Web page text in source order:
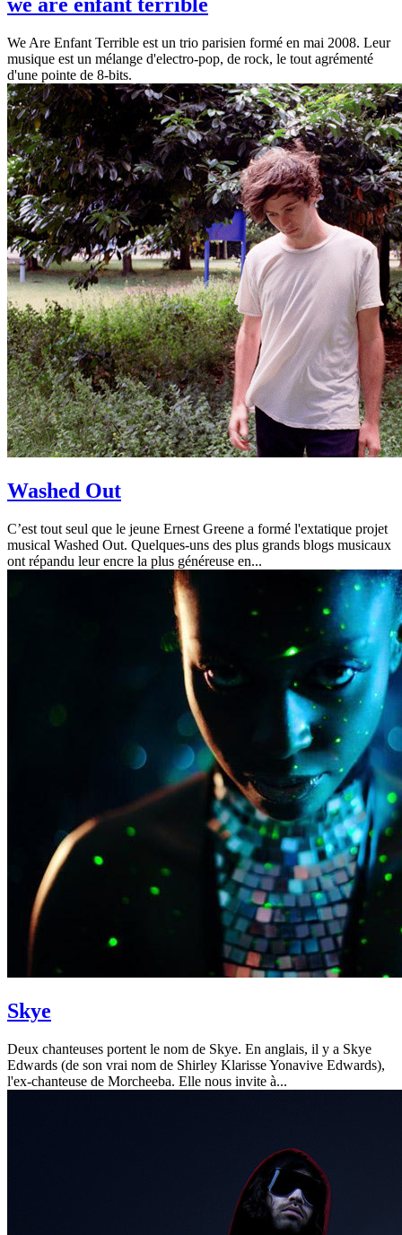
we are enfant terrible
We Are Enfant Terrible est un trio parisien formé en mai 2008. Leur
musique est un mélange d'electro-pop, de rock, le tout agrémenté
d'une pointe de 8-bits.
Washed Out
C’est tout seul que le jeune Ernest Greene a formé l'extatique projet
musical Washed Out. Quelques-uns des plus grands blogs musicaux
ont répandu leur encre la plus généreuse en...
Skye
Deux chanteuses portent le nom de Skye. En anglais, il y a Skye
Edwards (de son vrai nom de Shirley Klarisse Yonavive Edwards),
l'ex-chanteuse de Morcheeba. Elle nous invite à...